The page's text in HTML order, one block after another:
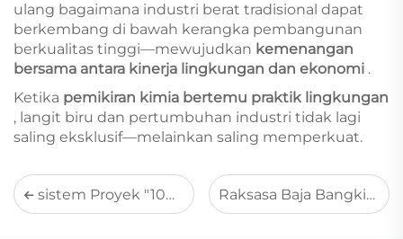
ulang bagaimana industri berat tradisional dapat
berkembang di bawah kerangka pembangunan
berkualitas tinggi—mewujudkan kemenangan
bersama antara kinerja lingkungan dan ekonomi .
Ketika pemikiran kimia bertemu praktik lingkungan
, langit biru dan pertumbuhan industri tidak lagi
saling eksklusif—melainkan saling memperkuat.
sistem Proyek "100 Hari" — Bagaimana MirShine Environmental Mempercepat Rekayasa Lingkungan Raksasa Baja Bangkit dari Gurun Gobi: MirShine Membentuk Wilayah Perbatasan dengan Keahlian Tinggi